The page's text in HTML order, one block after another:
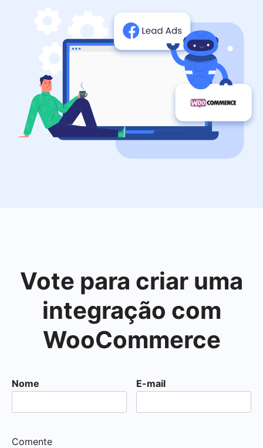
Vote para criar uma
integração com
WooCommerce
Nome E-mail
Comente